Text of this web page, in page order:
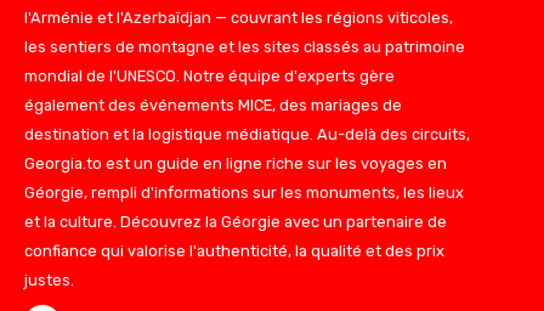
l'Arménie et l'Azerbaïdjan — couvrant les régions viticoles,
les sentiers de montagne et les sites classés au patrimoine
mondial de l'UNESCO. Notre équipe d'experts gère
également des événements MICE, des mariages de
destination et la logistique médiatique. Au-delà des circuits,
Georgia.to est un guide en ligne riche sur les voyages en
Géorgie, rempli d'informations sur les monuments, les lieux
et la culture. Découvrez la Géorgie avec un partenaire de
confiance qui valorise l'authenticité, la qualité et des prix
justes.